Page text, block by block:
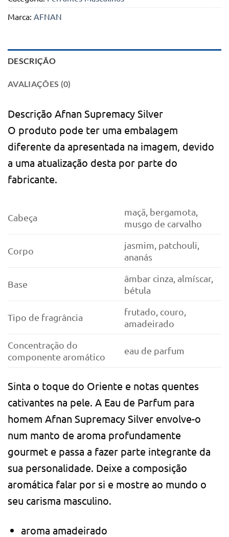
Marca: AFNAN
DESCRIÇÃO
AVALIAÇÕES (0)
Descrição Afnan Supremacy Silver
O produto pode ter uma embalagem
diferente da apresentada na imagem, devido
a uma atualização desta por parte do
fabricante.
Cabeça
maçã, bergamota,
musgo de carvalho
Corpo
jasmim, patchouli,
ananás
Base
âmbar cinza, almíscar,
bétula
Tipo de fragrância
frutado, couro,
amadeirado
Concentração do
componente aromático
eau de parfum
Sinta o toque do Oriente e notas quentes
cativantes na pele. A Eau de Parfum para
homem Afnan Supremacy Silver envolve-o
num manto de aroma profundamente
gourmet e passa a fazer parte integrante da
sua personalidade. Deixe a composição
aromática falar por si e mostre ao mundo o
seu carisma masculino.
aroma amadeirado